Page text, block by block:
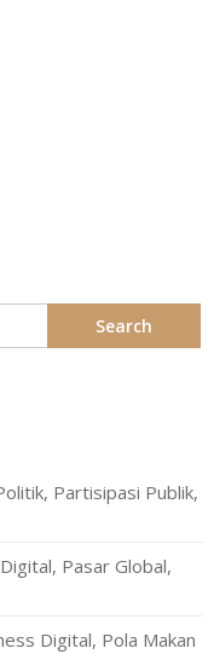
Partisipasi Publik,
Pasar Global,
Digital, Pola Makan